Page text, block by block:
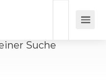
Suche